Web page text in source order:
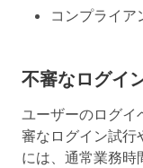
コンプライア
不審なログイ
ユーザーのログイ
審なログイン試行
には、通常業務時